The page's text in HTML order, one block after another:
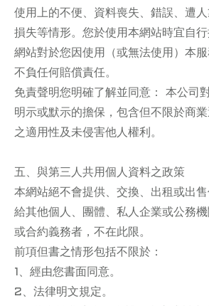
使用上的不便、資料喪失、錯誤、遭
損失等情形。您於使用本網站時宜自
網站對於您因使用（或無法使用）本服
不負任何賠償責任。
免責聲明您明確了解並同意： 本公司
明示或默示的擔保，包含但不限於商
之適用性及未侵害他人權利。
五、與第三人共用個人資料之政策
本網站絕不會提供、交換、出租或出
給其他個人、團體、私人企業或公務
或合約義務者，不在此限。
前項但書之情形包括不限於：
1、經由您書面同意。
2、法律明文規定。